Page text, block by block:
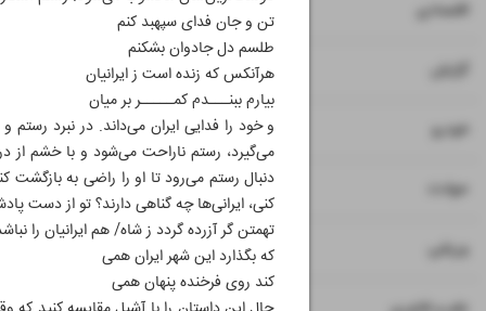
تن و جان فدای سپهبد کنم
طلسم دل جادوان بشکنم
هرآنکس که زنده است ز ایرانیان
بیارم ببنـــدم کمـــــر بر میان
و خود را فدایی ایران می‌داند. در نبرد
می‌گیرد، رستم ناراحت می‌شود و با خشم از
دنبال رستم می‌رود تا او را راضی به
کنی، ایرانی‌ها چه گناهی دارند؟ تو از دست
تهمتن گر آزرده گردد ز شاه/ هم ایرانیان را
که بگذارد این شهر ایران همی
کند روی فرخنده پنهان همی
اقتصادی ۷
گزارش ۹
خودرو ۱۰
حوادث ۱۱
ورزشی ۱۲